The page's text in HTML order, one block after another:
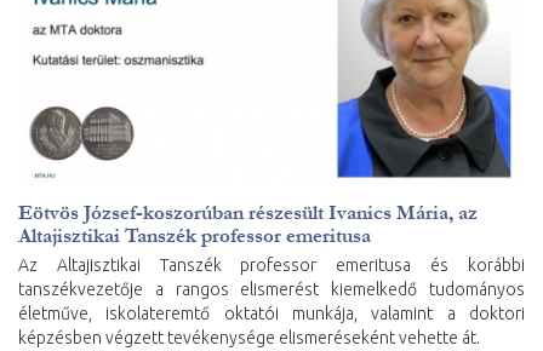
Eötvös József-koszorúban részesült Ivanics Mária, az
Altajisztikai Tanszék professor emeritusa
Az Altajisztikai Tanszék professor emeritusa és korábbi
tanszékvezetője a rangos elismerést kiemelkedő tudományos
életműve, iskolateremtő oktatói munkája, valamint a doktori
képzésben végzett tevékenysége elismeréseként vehette át.